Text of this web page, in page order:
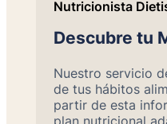
Nutricionista
Descubre tu
Nuestro servicio
de tus hábitos
partir de esta
plan nutricional